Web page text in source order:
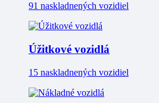
91 naskladnených vozidiel
Úžitkové vozidlá
15 naskladnených vozidiel